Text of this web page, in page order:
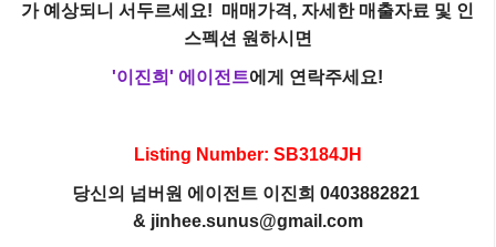
가 예상되니 서두르세요! 매매가격, 자세한 매출자료 및 인
스펙션 원하시면
'이진희' 에이전트에게 연락주세요!
Listing Number: SB3184JH
당신의 넘버원 에이전트 이진희 0403882821
& jinhee.sunus@gmail.com